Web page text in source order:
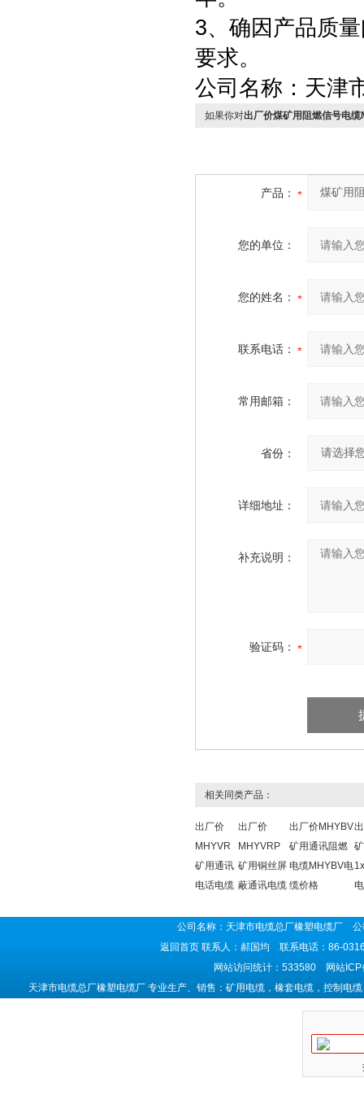
3、确因产品质
要求。
公司名称：天津
如果你对出厂价煤矿用阻燃信号电缆
产品：
您的单位：
您的姓名：
联系电话：
常用邮箱：
省份：
详细地址：
补充说明：
验证码：
相关同类产品：
出厂价
MHYVR
矿用通讯
电话电缆
出厂价
MHYVRP
矿用铜丝屏
蔽通讯电缆
出厂价MHYBV
矿用通讯阻燃
电缆MHYBV电
缆价格
公司名称：天津市电缆总厂橡塑电缆厂
返回首页联系人：郝国均 联系电话：86-
网站访问统计：533580 网站ICP
天津市电缆总厂橡塑电缆厂 专业生产、销售：矿用电缆，橡套电缆，控制电